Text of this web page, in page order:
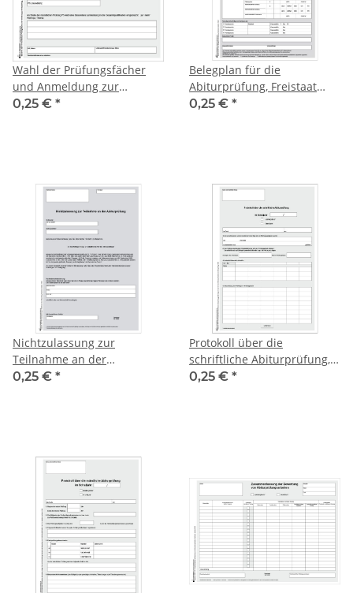
Wahl der Prüfungsfächer
und Anmeldung zur
Abiturprüfung
0,25 € *
Belegplan für die
Abiturprüfung, Freistaat
Sachsen
0,25 € *
Nichtzulassung zur
Teilnahme an der
Abiturprüfung
0,25 € *
Protokoll über die
schriftliche Abiturprüfung,
Freistaat Sachsen
0,25 € *